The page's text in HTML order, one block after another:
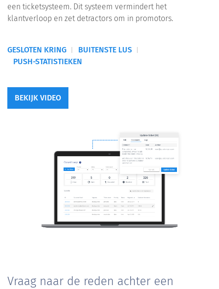
een ticketsysteem. Dit systeem vermindert het
klantverloop en zet detractors om in promotors.
GESLOTEN KRING
BUITENSTE LUS
PUSH-STATISTIEKEN
BEKIJK VIDEO
Vraag naar de reden achter een